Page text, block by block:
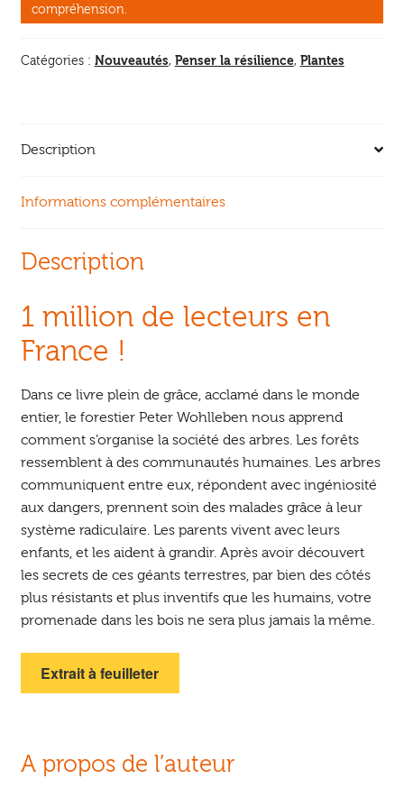
compréhension.
Catégories : Nouveautés, Penser la résilience, Plantes
Description
Informations complémentaires
Description
1 million de lecteurs en
France !
Dans ce livre plein de grâce, acclamé dans le monde
entier, le forestier Peter Wohlleben nous apprend
comment s’organise la société des arbres. Les forêts
ressemblent à des communautés humaines. Les arbres
communiquent entre eux, répondent avec ingéniosité
aux dangers, prennent soin des malades grâce à leur
système radiculaire. Les parents vivent avec leurs
enfants, et les aident à grandir. Après avoir découvert
les secrets de ces géants terrestres, par bien des côtés
plus résistants et plus inventifs que les humains, votre
promenade dans les bois ne sera plus jamais la même.
Extrait à feuilleter
A propos de l’auteur